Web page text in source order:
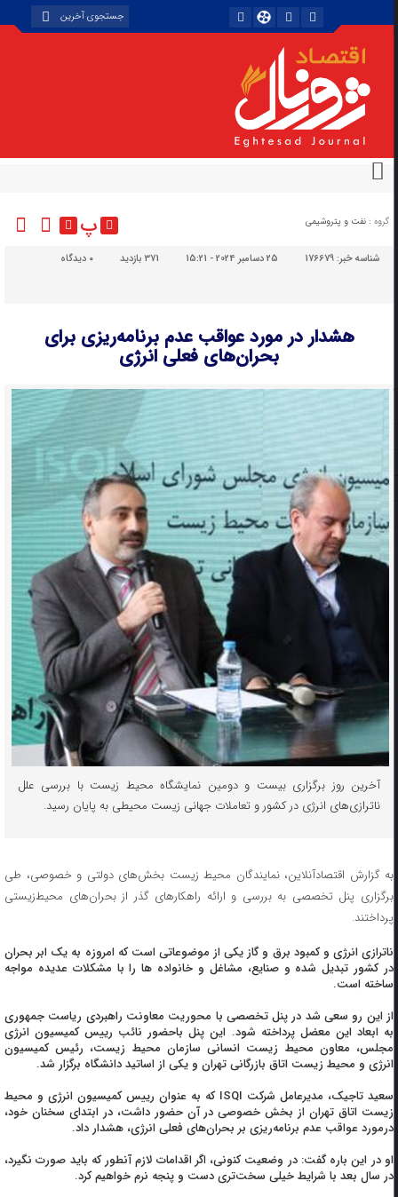
گروه : نفت و پتروشیمی پ
شناسه خبر:176679 25 دسامبر 2024 - 15:21 371 بازدید دیدگاه
هشدار در مورد عواقب عدم برنامه‌ریزی برای
بحران‌های فعلی انرژی
آخرین روز برگزاری بیست و دومین نمایشگاه محیط زیست با بررسی علل
ناترازی‌های انرژی در کشور و تعاملات جهانی زیست محیطی به پایان رسید.
به گزارش اقتصادآنلاین، نمایندگان محیط زیست بخش‌های دولتی و خصوصی، طی
برگزاری پنل تخصصی به بررسی و ارائه راهکارهای گذر از بحران‌های محیط‌زیستی
پرداختند.
ناترازی انرژی و کمبود برق و گاز یکی از موضوعاتی است که امروزه به یک ابر بحران
در کشور تبدیل شده و صنایع، مشاغل و خانواده ها را با مشکلات عدیده مواجه
ساخته است.
از این رو سعی شد در پنل تخصصی با محوریت معاونت راهبردی ریاست جمهوری
به ابعاد این معضل پرداخته شود. این پنل باحضور نائب رییس کمیسیون انرژی
مجلس، معاون محیط زیست انسانی سازمان محیط زیست، رئیس کمیسیون
انرژی و محیط زیست اتاق بازرگانی تهران و یکی از اساتید دانشگاه برگزار شد.
سعید تاجیک، مدیرعامل شرکت ISQI که به عنوان رییس کمیسیون انرژی و محیط
زیست اتاق تهران از بخش خصوصی در آن حضور داشت، در ابتدای سخنان خود،
درمورد عواقب عدم برنامه‌ریزی بر بحران‌های فعلی انرژی، هشدار داد.
او در این باره گفت: در وضعیت کنونی، اگر اقدامات لازم آنطور که باید صورت نگیرد،
در سال بعد با شرایط خیلی سخت‌تری دست و پنجه نرم خواهیم کرد.